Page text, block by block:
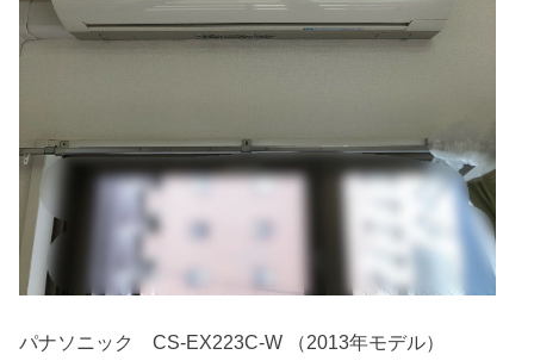
パナソニック CS-EX223C-W （2013年モデル）